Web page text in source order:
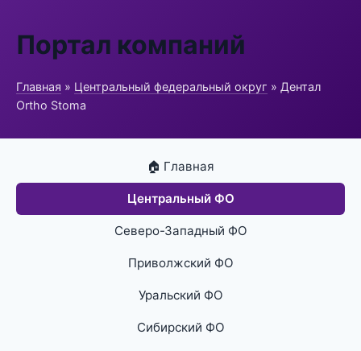
Портал компаний
Главная » Центральный федеральный округ » Дентал
Ortho Stoma
🏠 Главная
Центральный ФО
Северо-Западный ФО
Приволжский ФО
Уральский ФО
Сибирский ФО